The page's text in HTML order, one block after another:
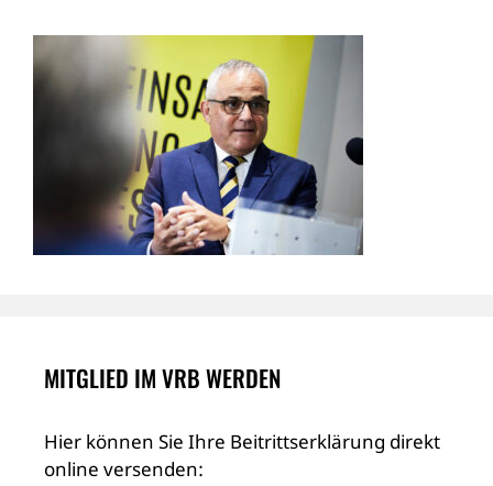
MITGLIED IM VRB WERDEN
Hier können Sie Ihre Beitrittserklärung direkt
online versenden: